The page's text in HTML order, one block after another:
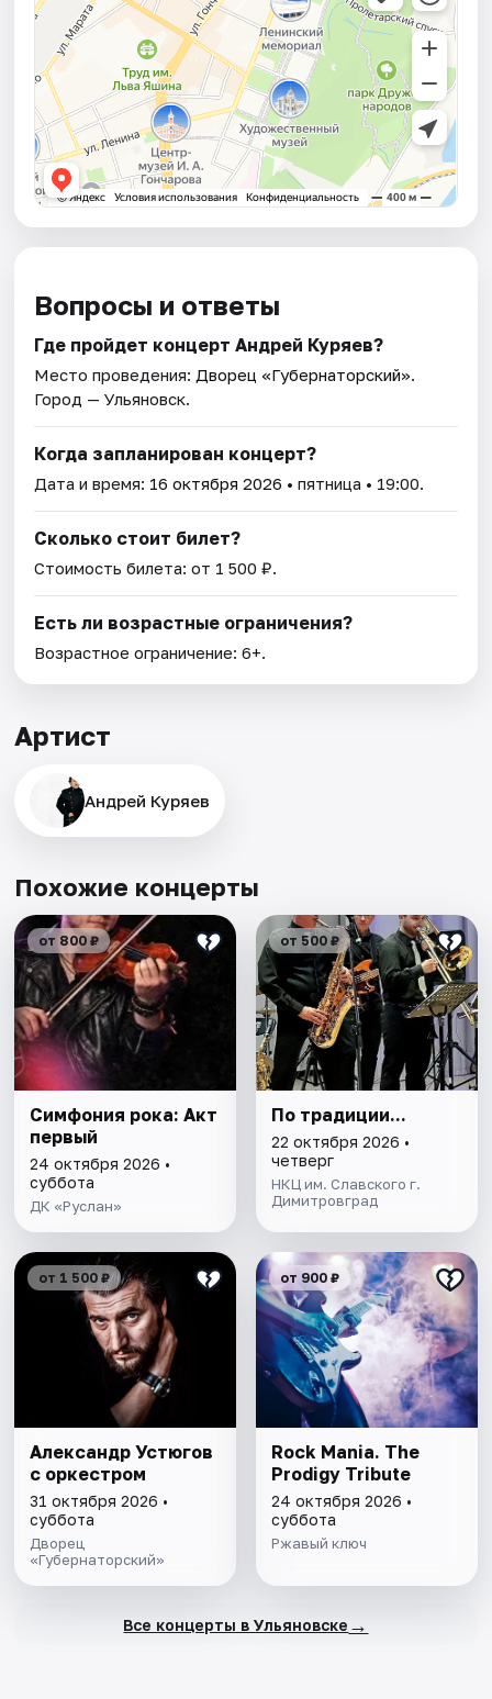
Вопросы и ответы
Где пройдет концерт Андрей Куряев?
Место проведения: Дворец «Губернаторский».
Город — Ульяновск.
Когда запланирован концерт?
Дата и время: 16 октября 2026 • пятница • 19:00.
Сколько стоит билет?
Стоимость билета: от 1 500 ₽.
Есть ли возрастные ограничения?
Возрастное ограничение: 6+.
Артист
Андрей Куряев
Похожие концерты
от 800 ₽
Симфония рока: Акт
первый
24 октября 2026 •
суббота
ДК «Руслан»
от 500 ₽
По традиции...
22 октября 2026 •
четверг
НКЦ им. Славского г.
Димитровград
от 1 500 ₽
Александр Устюгов
с оркестром
31 октября 2026 •
суббота
Дворец
«Губернаторский»
от 900 ₽
Rock Mania. The
Prodigy Tribute
24 октября 2026 •
суббота
Ржавый ключ
Все концерты в Ульяновске →